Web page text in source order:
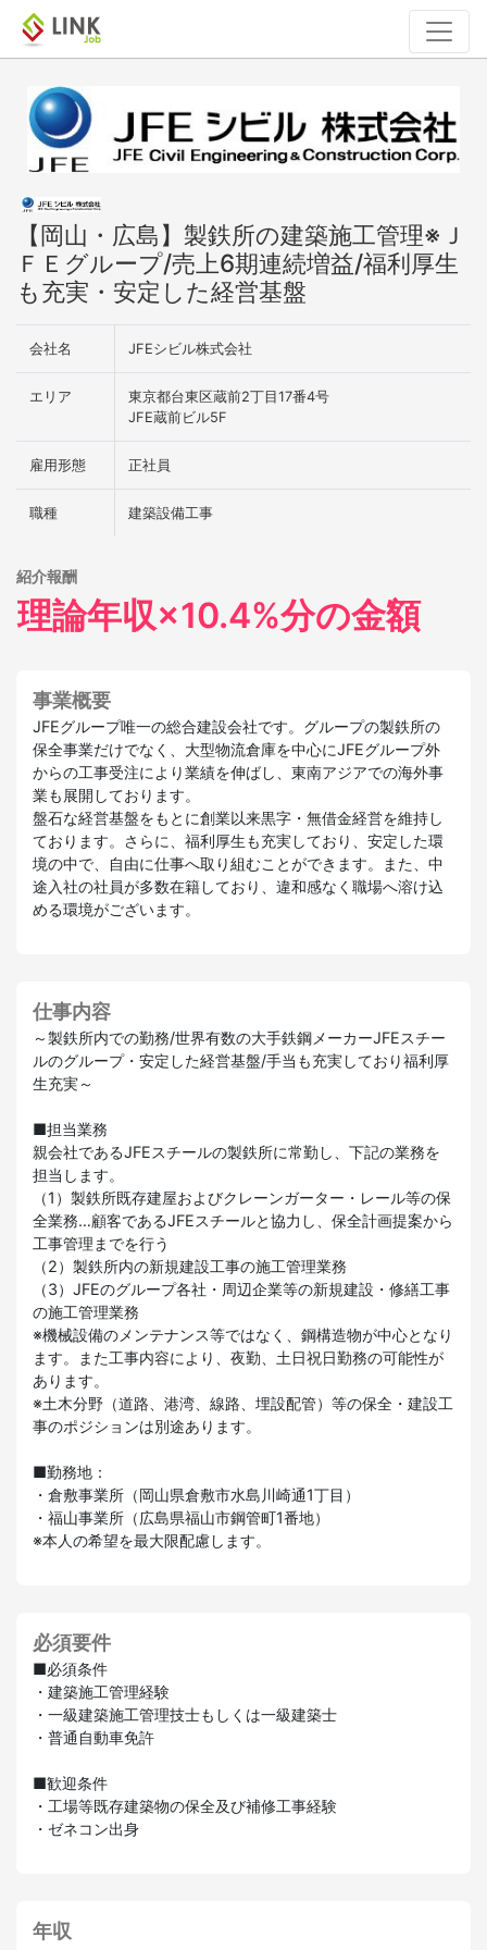
【岡山・広島】製鉄所の建築施工管理※Ｊ
ＦＥグループ/売上6期連続増益/福利厚生
も充実・安定した経営基盤
会社名 JFEシビル株式会社
エリア
東京都台東区蔵前2丁目17番4号
JFE蔵前ビル5F
雇用形態 正社員
職種 建築設備工事
紹介報酬
理論年収×10.4%分の金額
事業概要
JFEグループ唯一の総合建設会社です。グループの製鉄所の
保全事業だけでなく、大型物流倉庫を中心にJFEグループ外
からの工事受注により業績を伸ばし、東南アジアでの海外事
業も展開しております。
盤石な経営基盤をもとに創業以来黒字・無借金経営を維持し
ております。さらに、福利厚生も充実しており、安定した環
境の中で、自由に仕事へ取り組むことができます。また、中
途入社の社員が多数在籍しており、違和感なく職場へ溶け込
める環境がございます。
仕事内容
～製鉄所内での勤務/世界有数の大手鉄鋼メーカーJFEスチー
ルのグループ・安定した経営基盤/手当も充実しており福利厚
生充実～
■担当業務
親会社であるJFEスチールの製鉄所に常勤し、下記の業務を
担当します。
（1）製鉄所既存建屋およびクレーンガーター・レール等の保
全業務…顧客であるJFEスチールと協力し、保全計画提案から
工事管理までを行う
（2）製鉄所内の新規建設工事の施工管理業務
（3）JFEのグループ各社・周辺企業等の新規建設・修繕工事
の施工管理業務
※機械設備のメンテナンス等ではなく、鋼構造物が中心となり
ます。また工事内容により、夜勤、土日祝日勤務の可能性が
あります。
※土木分野（道路、港湾、線路、埋設配管）等の保全・建設工
事のポジションは別途あります。
■勤務地：
・倉敷事業所（岡山県倉敷市水島川崎通1丁目）
・福山事業所（広島県福山市鋼管町1番地）
※本人の希望を最大限配慮します。
必須要件
■必須条件
・建築施工管理経験
・一級建築施工管理技士もしくは一級建築士
・普通自動車免許
■歓迎条件
・工場等既存建築物の保全及び補修工事経験
・ゼネコン出身
年収